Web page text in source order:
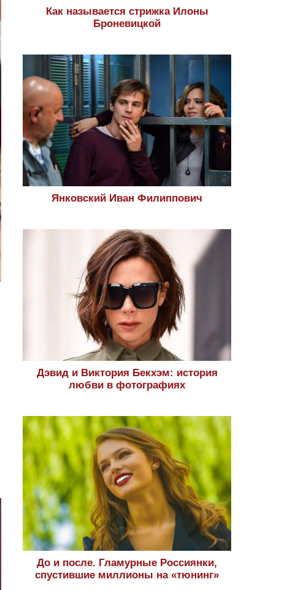
Как называется стрижка Илоны
Броневицкой
Янковский Иван Филиппович
Дэвид и Виктория Бекхэм: история
любви в фотографиях
До и после. Гламурные Россиянки,
спустившие миллионы на «тюнинг»